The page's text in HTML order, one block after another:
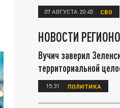
07 АВГУСТА 20:45 СВО
НОВОСТИ
Вучич заверил
территориальной
15:31 ПОЛИТИКА